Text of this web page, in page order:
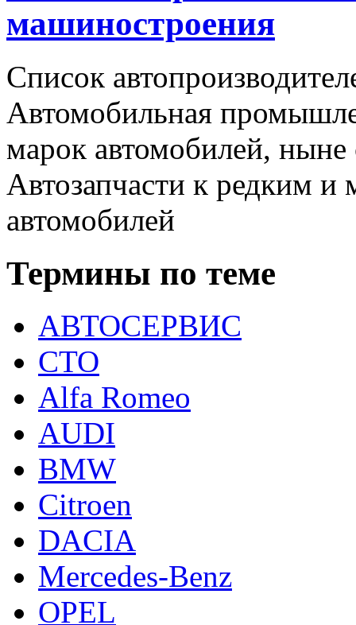
машиностроения
Список
Автомобильная
марок автомобилей,
Автозапчасти к редким
автомобилей
Термины по теме
АВТОСЕРВИС
СТО
Alfa Romeo
AUDI
BMW
Citroen
DACIA
Mercedes-Benz
OPEL